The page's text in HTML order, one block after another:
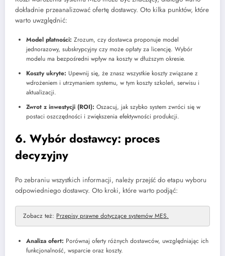
dokładnie przeanalizować ofertę dostawcy. Oto kilka punktów, które
warto uwzględnić:
Model płatności: Zrozum, czy dostawca proponuje model
jednorazowy, subskrypcyjny czy może opłaty za licencję. Wybór
modelu ma bezpośredni wpływ na koszty w dłuższym okresie.
Koszty ukryte: Upewnij się, że znasz wszystkie koszty związane z
wdrożeniem i utrzymaniem systemu, w tym koszty szkoleń, serwisu i
aktualizacji.
Zwrot z inwestycji (ROI): Oszacuj, jak szybko system zwróci się w
postaci oszczędności i zwiększenia efektywności produkcji.
6. Wybór dostawcy: proces
decyzyjny
Po zebraniu wszystkich informacji, należy przejść do etapu wyboru
odpowiedniego dostawcy. Oto kroki, które warto podjąć:
Zobacz też: Przepisy prawne dotyczące systemów MES.
Analiza ofert: Porównaj oferty różnych dostawców, uwzględniając ich
funkcjonalność, wsparcie oraz koszty.